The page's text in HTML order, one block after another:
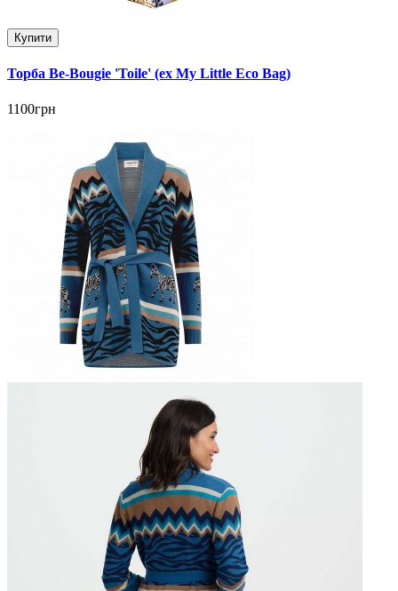
Купити
Торба Be-Bougie 'Toile' (ex My Little Eco Bag)
1100грн